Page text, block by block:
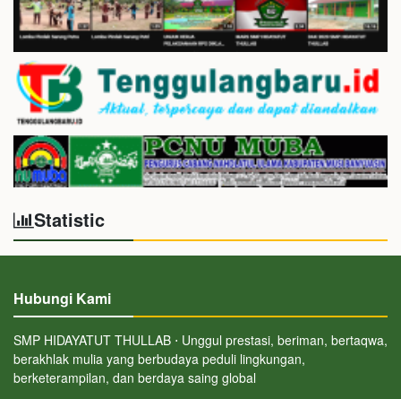
Statistic
Hubungi Kami
SMP HIDAYATUT THULLAB ⋅ Unggul prestasi, beriman, bertaqwa,
berakhlak mulia yang berbudaya peduli lingkungan,
berketerampilan, dan berdaya saing global